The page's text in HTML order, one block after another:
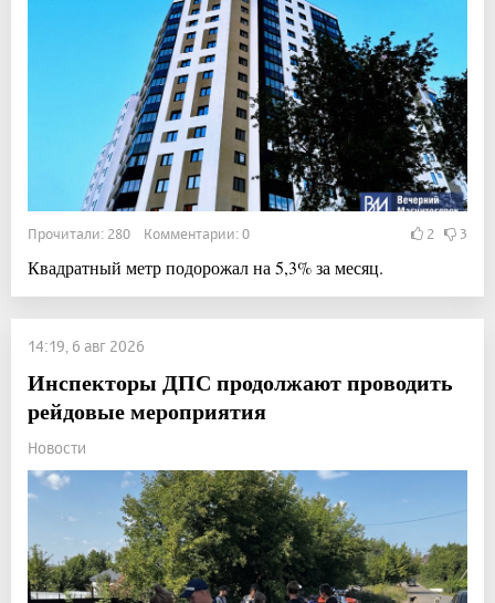
Прочитали: 280 Комментарии: 0 2 3
Квадратный метр подорожал на 5,3% за месяц.
14:19, 6 авг 2026
Инспекторы ДПС продолжают проводить
рейдовые мероприятия
Новости